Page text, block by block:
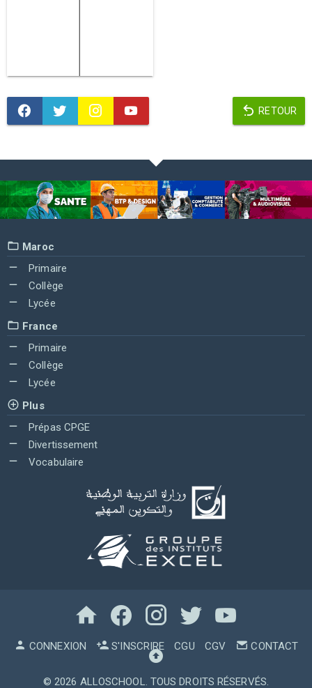
RETOUR
Maroc
Primaire
Collège
Lycée
France
Primaire
Collège
Lycée
Plus
Prépas CPGE
Divertissement
Vocabulaire
CONNEXION S'INSCRIRE CGU CGV CONTACT
© 2026 ALLOSCHOOL. TOUS DROITS RÉSERVÉS.